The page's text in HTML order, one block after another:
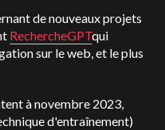
de nouveaux projets
RechercheGPTqui
sur le web, et le plus
à novembre 2023,
d'entraînement)